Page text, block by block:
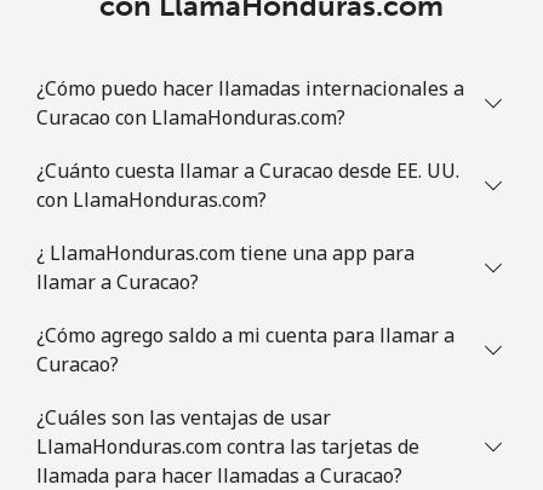
¿Cómo puedo hacer llamadas internacionales a
Curacao con LlamaHonduras.com?
¿Cuánto cuesta llamar a Curacao desde EE. UU.
con LlamaHonduras.com?
¿ LlamaHonduras.com tiene una app para
llamar a Curacao?
¿Cómo agrego saldo a mi cuenta para llamar a
Curacao?
¿Cuáles son las ventajas de usar
LlamaHonduras.com contra las tarjetas de
llamada para hacer llamadas a Curacao?